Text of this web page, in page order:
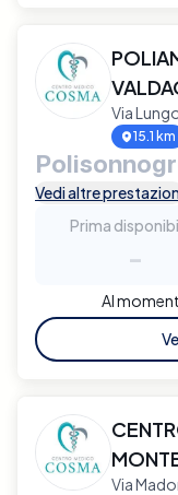
Via
15.1 km
Vedi altre
Prima
-
Al
Via